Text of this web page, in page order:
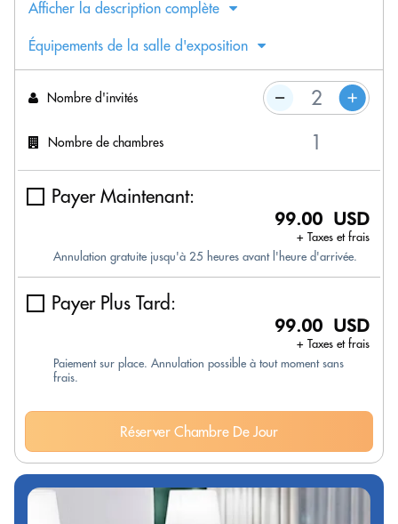
Afficher la description complète
Équipements de la salle d'exposition
Nombre d'invités
Nombre de chambres
Payer Maintenant:
99.00 USD
+ Taxes et frais
Annulation gratuite jusqu'à 25 heures avant l'heure d'arrivée.
Payer Plus Tard:
99.00 USD
+ Taxes et frais
Paiement sur place. Annulation possible à tout moment sans
frais.
Réserver Chambre De Jour